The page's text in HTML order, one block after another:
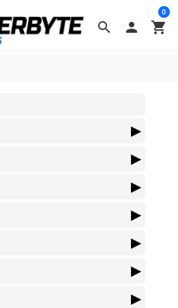
search  shopping_cart
0
▶
▶
▶
▶
▶
▶
▶